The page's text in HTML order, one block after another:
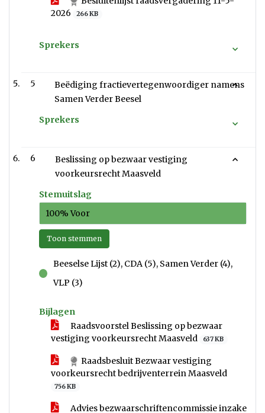
2026
266 KB
Sprekers
5
Beëdiging fractievertegenwoordiger namens
Samen Verder Beesel
Sprekers
6
Beslissing op bezwaar vestiging
voorkeursrecht Maasveld
Stemuitslag
100% Voor
Toon stemmen
voor
Beeselse Lijst (2), CDA (5), Samen Verder (4),
VLP (3)
Bijlagen
Raadsvoorstel Beslissing op bezwaar
vestiging voorkeursrecht Maasveld
637 KB
Raadsbesluit Bezwaar vestiging
voorkeursrecht bedrijventerrein Maasveld
756 KB
Advies bezwaarschriftencommissie inzake